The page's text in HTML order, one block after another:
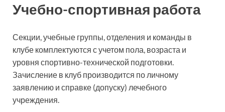
Учебно-спортивная работа
Секции, учебные группы, отделения и команды в
клубе комплектуются с учетом пола, возраста и
уровня спортивно-технической подготовки.
Зачисление в клуб производится по личному
заявлению и справке (допуску) лечебного
учреждения.